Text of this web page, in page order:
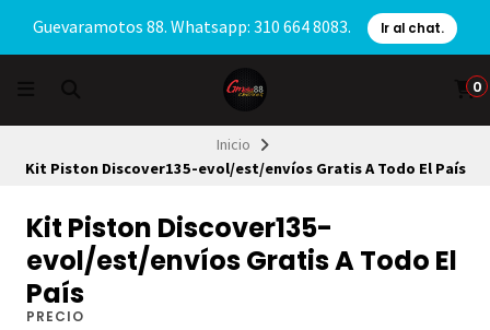
Guevaramotos 88. Whatsapp: 310 664 8083. Ir al chat.
0
Inicio
Kit Piston Discover135-evol/est/envíos Gratis A Todo El País
Kit Piston Discover135-
evol/est/envíos Gratis A Todo El
País
PRECIO